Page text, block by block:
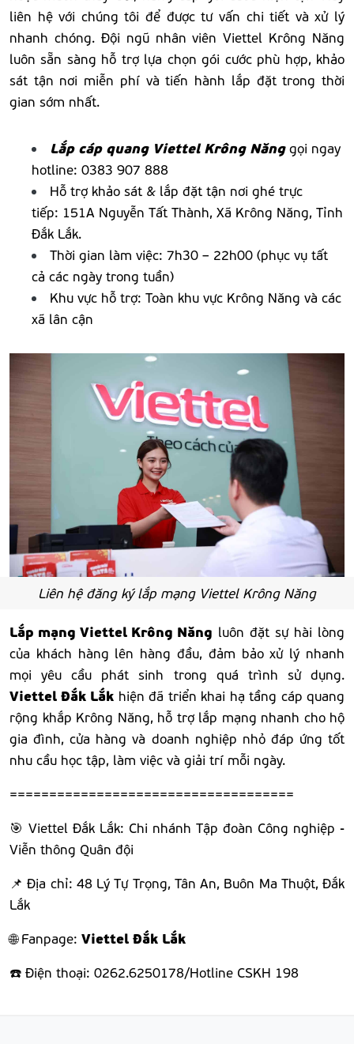
liên hệ với chúng tôi để được tư vấn chi tiết và xử lý
nhanh chóng. Đội ngũ nhân viên Viettel Krông Năng
luôn sẵn sàng hỗ trợ lựa chọn gói cước phù hợp, khảo
sát tận nơi miễn phí và tiến hành lắp đặt trong thời
gian sớm nhất.
Lắp cáp quang Viettel Krông Năng gọi ngay
hotline: 0383 907 888
Hỗ trợ khảo sát & lắp đặt tận nơi ghé trực
tiếp: 151A Nguyễn Tất Thành, Xã Krông Năng, Tỉnh
Đắk Lắk.
Thời gian làm việc: 7h30 – 22h00 (phục vụ tất
cả các ngày trong tuần)
Khu vực hỗ trợ: Toàn khu vực Krông Năng và các
xã lân cận
Liên hệ đăng ký lắp mạng Viettel Krông Năng
Lắp mạng Viettel Krông Năng luôn đặt sự hài lòng
của khách hàng lên hàng đầu, đảm bảo xử lý nhanh
mọi yêu cầu phát sinh trong quá trình sử dụng.
Viettel Đắk Lắk hiện đã triển khai hạ tầng cáp quang
rộng khắp Krông Năng, hỗ trợ lắp mạng nhanh cho hộ
gia đình, cửa hàng và doanh nghiệp nhỏ đáp ứng tốt
nhu cầu học tập, làm việc và giải trí mỗi ngày.
====================================
🎯 Viettel Đắk Lắk: Chi nhánh Tập đoàn Công nghiệp -
Viễn thông Quân đội
📌 Địa chỉ: 48 Lý Tự Trọng, Tân An, Buôn Ma Thuột, Đắk
Lắk
🌐 Fanpage: Viettel Đắk Lắk
☎️ Điện thoại: 0262.6250178/Hotline CSKH 198